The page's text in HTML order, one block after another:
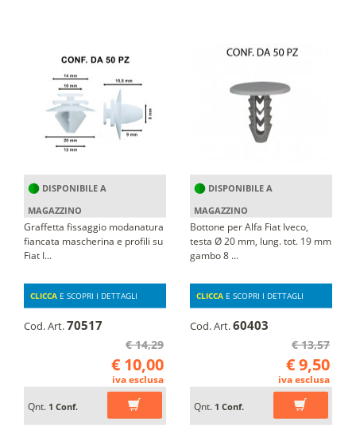
DISPONIBILE A
MAGAZZINO
Graffetta fissaggio modanatura
fiancata mascherina e profili su
Fiat I...
CLICCA E SCOPRI I DETTAGLI
Cod. Art.70517
€ 14,29
€ 10,00
iva esclusa
Qnt. 1 Conf.
DISPONIBILE A
MAGAZZINO
Bottone per Alfa Fiat Iveco,
testa Ø 20 mm, lung. tot. 19 mm
gambo 8 ...
CLICCA E SCOPRI I DETTAGLI
Cod. Art.60403
€ 13,57
€ 9,50
iva esclusa
Qnt. 1 Conf.